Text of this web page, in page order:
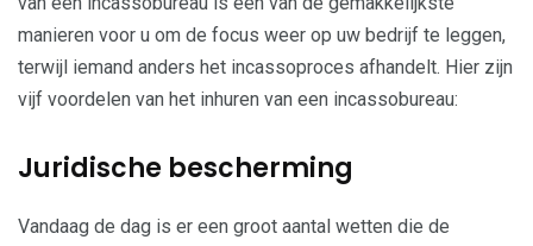
manieren voor u om de focus weer op uw bedrijf te leggen,
terwijl iemand anders het incassoproces afhandelt. Hier zijn
vijf voordelen van het inhuren van een incassobureau:
Juridische bescherming
Vandaag de dag is er een groot aantal wetten die de